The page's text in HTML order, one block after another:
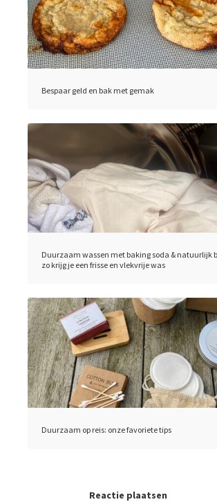
Bespaar geld en bak met gemak
Duurzaam wassen met baking soda & natuurlijk
zo krijg je een frisse en vlekvrije was
Duurzaam op reis: onze favoriete tips
Reactie plaatsen